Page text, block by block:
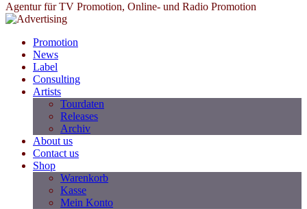
Agentur für TV Promotion, Online- und Radio Promotion
Promotion
News
Label
Consulting
Artists
Tourdaten
Releases
Archiv
About us
Contact us
Shop
Warenkorb
Kasse
Mein Konto